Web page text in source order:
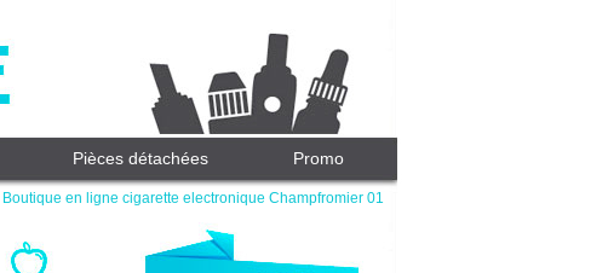
Boutique en ligne cigarette electronique Champfromier 01
Pièces détachées Promo